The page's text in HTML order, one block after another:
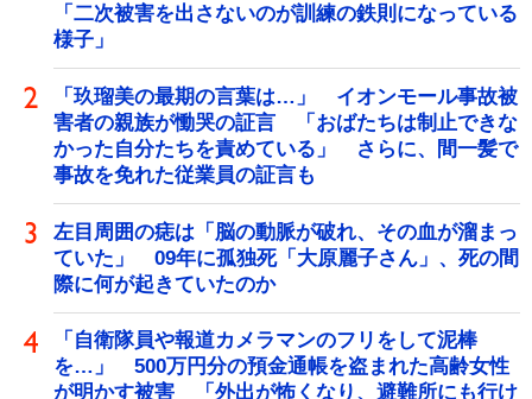
「二次被害を出さないのが訓練の鉄則になっている
様子」
「玖瑠美の最期の言葉は…」 イオンモール事故被
害者の親族が慟哭の証言 「おばたちは制止できな
かった自分たちを責めている」 さらに、間一髪で
事故を免れた従業員の証言も
左目周囲の痣は「脳の動脈が破れ、その血が溜まっ
ていた」 09年に孤独死「大原麗子さん」、死の間
際に何が起きていたのか
「自衛隊員や報道カメラマンのフリをして泥棒
を…」 500万円分の預金通帳を盗まれた高齢女性
が明かす被害 「外出が怖くなり、避難所にも行け